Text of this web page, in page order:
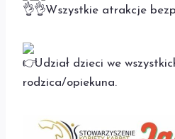
Wszystkie atrakcje
Udział dzieci we
rodzica/opiekuna.